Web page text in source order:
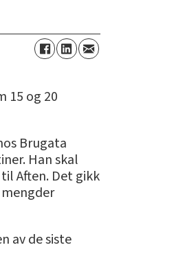
15 og 20
Brugata
Han skal
Aften. Det gikk
av de siste